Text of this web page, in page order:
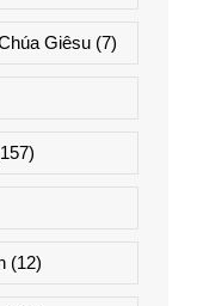
Giêsu(7)
(12)